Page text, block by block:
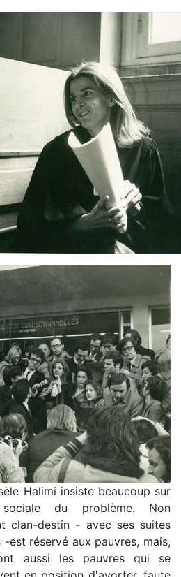
Halimi insiste beaucoup sur
du problème. Non
clan-destin - avec ses suites
est réservé aux pauvres, mais,
aussi les pauvres qui se